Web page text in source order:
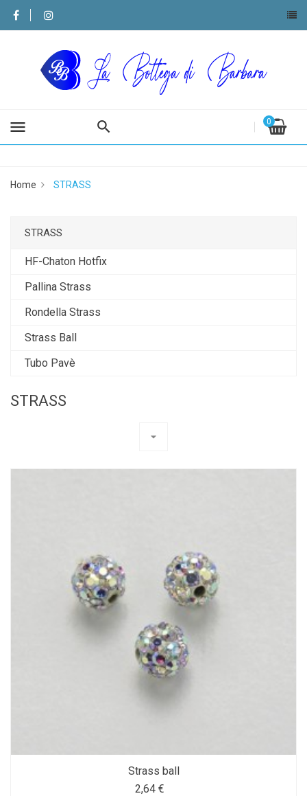
menu 0
Home STRASS
STRASS
HF-Chaton Hotfix
Pallina Strass
Rondella Strass
Strass Ball
Tubo Pavè
STRASS
arrow_drop_down
Strass ball
2,64 €